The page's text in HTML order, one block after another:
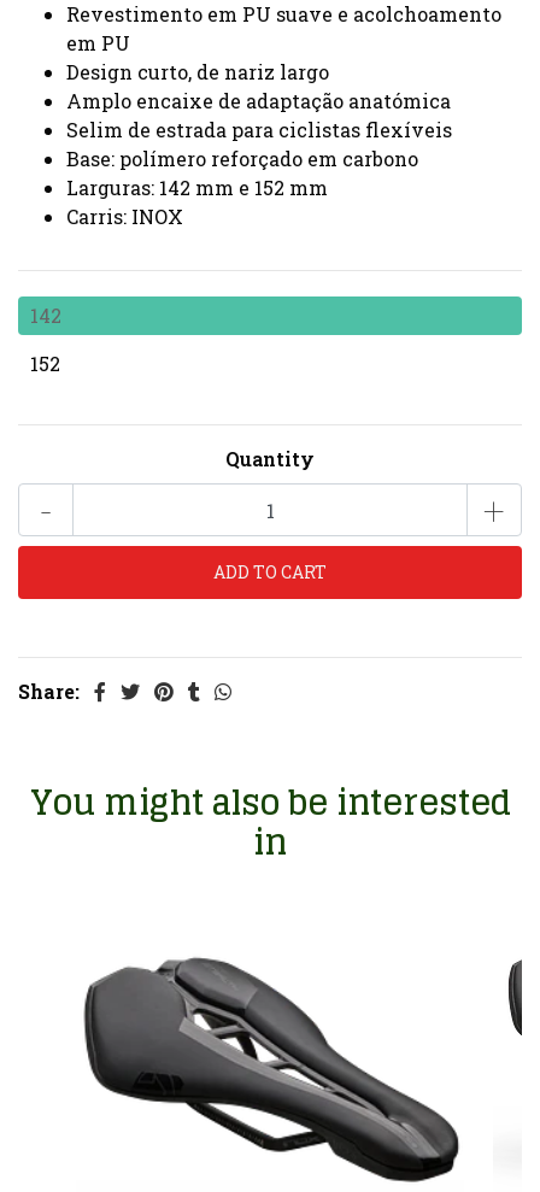
Revestimento em PU suave e acolchoamento
em PU
Design curto, de nariz largo
Amplo encaixe de adaptação anatómica
Selim de estrada para ciclistas flexíveis
Base: polímero reforçado em carbono
Larguras: 142 mm e 152 mm
Carris: INOX
142
152
Quantity
- +
Share:
You might also be interested
in